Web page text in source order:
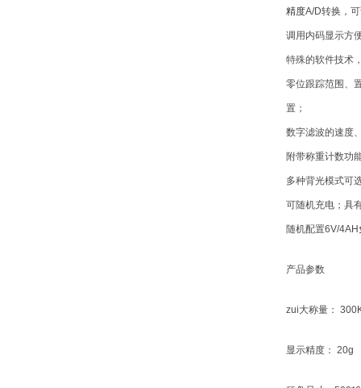
精度A/D转换，
调用内码显示方
特殊的软件技术
零位跟踪范围、
置；
数字滤波的速度
附带称重计数功
多种背光模式可
可随机充电；具
随机配置6V/4AH
产品参数
zui大称量：
显示精度： 20g